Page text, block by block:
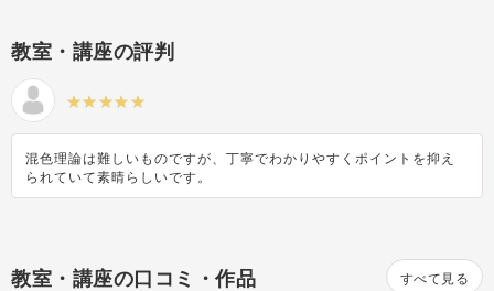
教室・講座の評判
混色理論は難しいものですが、丁寧でわかりやすくポイントを抑え
られていて素晴らしいです。
教室・講座の口コミ・作品 すべて見る